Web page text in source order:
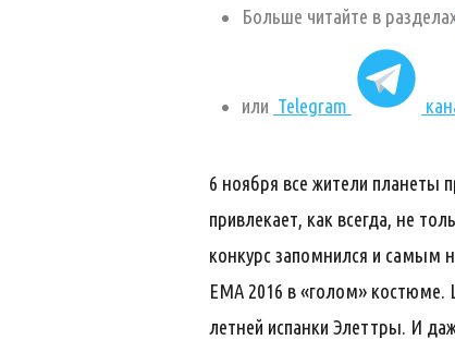
Больше читайте в
или Telegram
6 ноября все жители планеты
привлекает, как всегда, не
конкурс запомнился и самым
EMA 2016 в «голом»
летней испанки Элеттры. И